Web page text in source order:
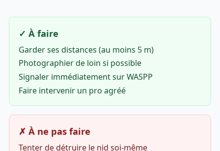
✓ À faire
Garder ses distances (au moins 5 m)
Photographier de loin si possible
Signaler immédiatement sur WASPP
Faire intervenir un pro agréé
✗ À ne pas faire
Tenter de détruire le nid soi-même